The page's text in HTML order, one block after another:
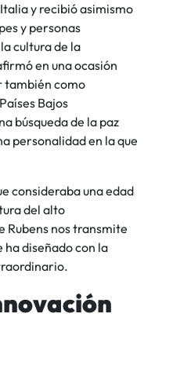
y recibió asimismo
y personas
cultura de la
en una ocasión
también como
Bajos
búsqueda de la paz
personalidad en la que
consideraba una edad
del alto
Rubens nos transmite
ha diseñado con la